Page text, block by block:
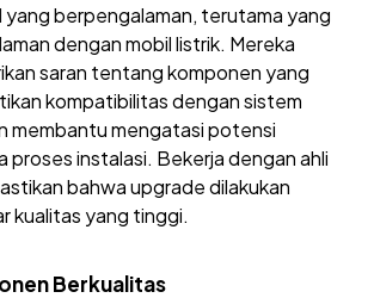
yang berpengalaman, terutama yang
dengan mobil listrik. Mereka
saran tentang komponen yang
kompatibilitas dengan sistem
membantu mengatasi potensi
proses instalasi. Bekerja dengan ahli
bahwa upgrade dilakukan
kualitas yang tinggi.
Berkualitas